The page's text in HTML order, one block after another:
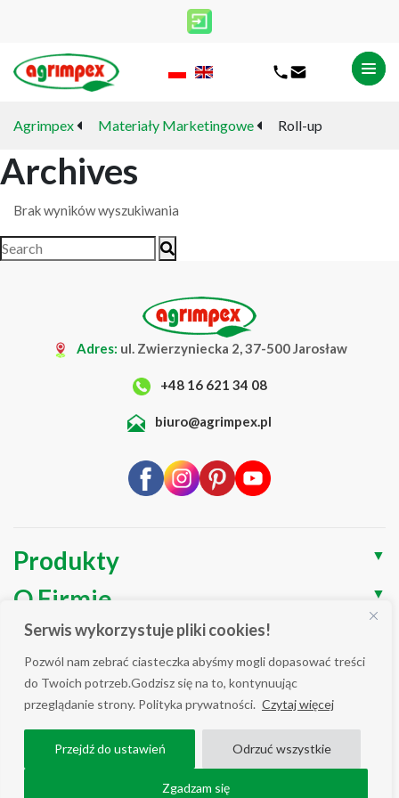
Serwis wykorzystuje pliki cookies!
Pozwól nam zebrać ciasteczka abyśmy mogli dopasować treści
do Twoich potrzeb.Godzisz się na to, kontynuując
przeglądanie strony. Polityka prywatności. Czytaj więcej
Przejdź do ustawień Odrzuć wszystkie
Zgadzam się
Agrimpex Materiały Marketingowe Roll-up
Archives
Brak wyników wyszukiwania
Adres: ul. Zwierzyniecka 2, 37-500 Jarosław
+48 16 621 34 08
biuro@agrimpex.pl
Produkty ▼
O Firmie ▼
Blog
Wsparcie
WSZELKIE PRAWA ZASTRZEŻONE AGRIMPEX © 2025
COPYRIGHT ALL RIGHT RESERVED.